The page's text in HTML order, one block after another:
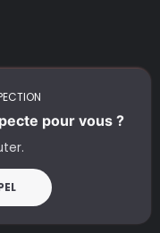
pour vous ?